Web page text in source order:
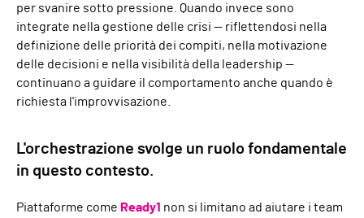
per svanire sotto pressione. Quando invece sono
integrate nella gestione delle crisi — riflettendosi nella
definizione delle priorità dei compiti, nella motivazione
delle decisioni e nella visibilità della leadership —
continuano a guidare il comportamento anche quando è
richiesta l'improvvisazione.
L'orchestrazione svolge un ruolo fondamentale
in questo contesto.
Piattaforme come Ready1 non si limitano ad aiutare i team